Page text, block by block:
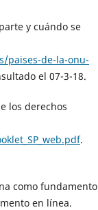
y cuándo se
paises-de-la-onu-
el 07-3-18.
los derechos
.
como fundamento
en línea.